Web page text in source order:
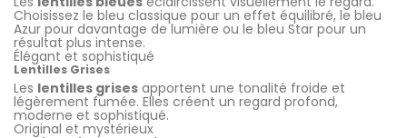
Choisissez le bleu classique pour un effet équilibré, le bleu
Azur pour davantage de lumière ou le bleu Star pour un
résultat plus intense.
Élégant et sophistiqué
Lentilles Grises
Les lentilles grises apportent une tonalité froide et
légèrement fumée. Elles créent un regard profond,
moderne et sophistiqué.
Original et mystérieux